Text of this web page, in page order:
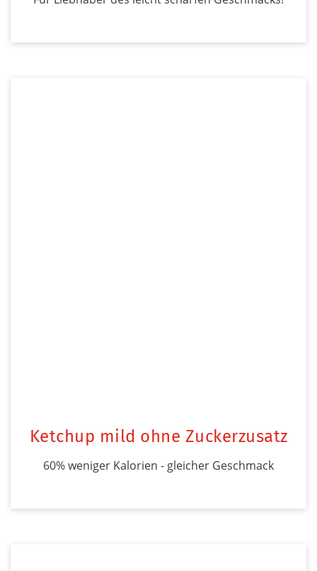
Ketchup mild ohne Zuckerzusatz
60% weniger Kalorien - gleicher Geschmack